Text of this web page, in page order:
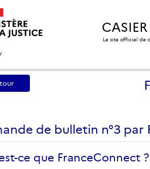
Le site officiel de
de bulletin n°3 par
ce que FranceConnect ?